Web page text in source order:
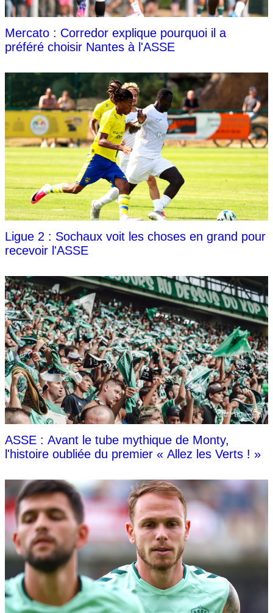
Mercato : Corredor explique pourquoi il a
préféré choisir Nantes à l'ASSE
Ligue 2 : Sochaux voit les choses en grand pour
recevoir l'ASSE
ASSE : Avant le tube mythique de Monty,
l'histoire oubliée du premier « Allez les Verts ! »